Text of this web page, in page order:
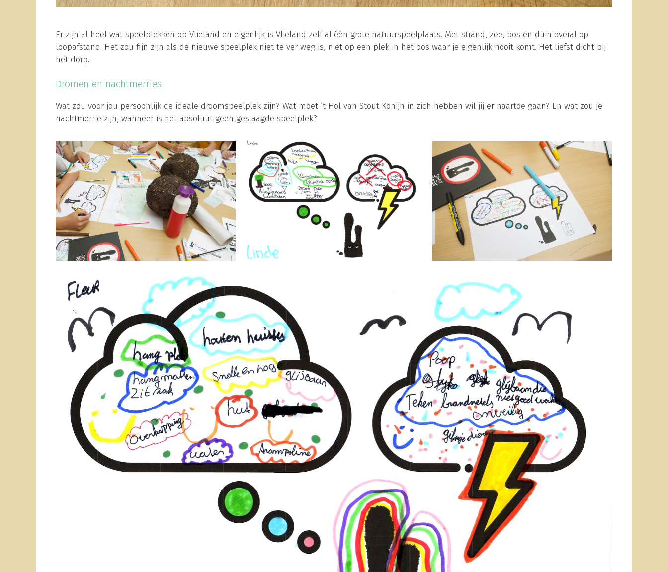
Er zijn al heel wat speelplekken op Vlieland en eigenlijk is Vlieland zelf al één grote natuurspeelplaats. Met strand, zee, bos en duin overal op
loopafstand. Het zou fijn zijn als de nieuwe speelplek niet te ver weg is, niet op een plek in het bos waar je eigenlijk nooit komt. Het liefst dicht bij
het dorp.
Dromen en nachtmerries
Wat zou voor jou persoonlijk de ideale droomspeelplek zijn? Wat moet ‘t Hol van Stout Konijn in zich hebben wil jij er naartoe gaan? En wat zou je
nachtmerrie zijn, wanneer is het absoluut geen geslaagde speelplek?